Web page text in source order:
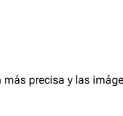
precisa y las